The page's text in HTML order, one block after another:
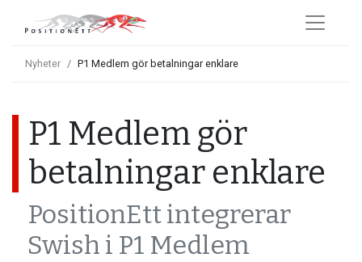
Nyheter P1 Medlem gör betalningar enklare
P1 Medlem gör
betalningar enklare
PositionEtt integrerar
Swish i P1 Medlem